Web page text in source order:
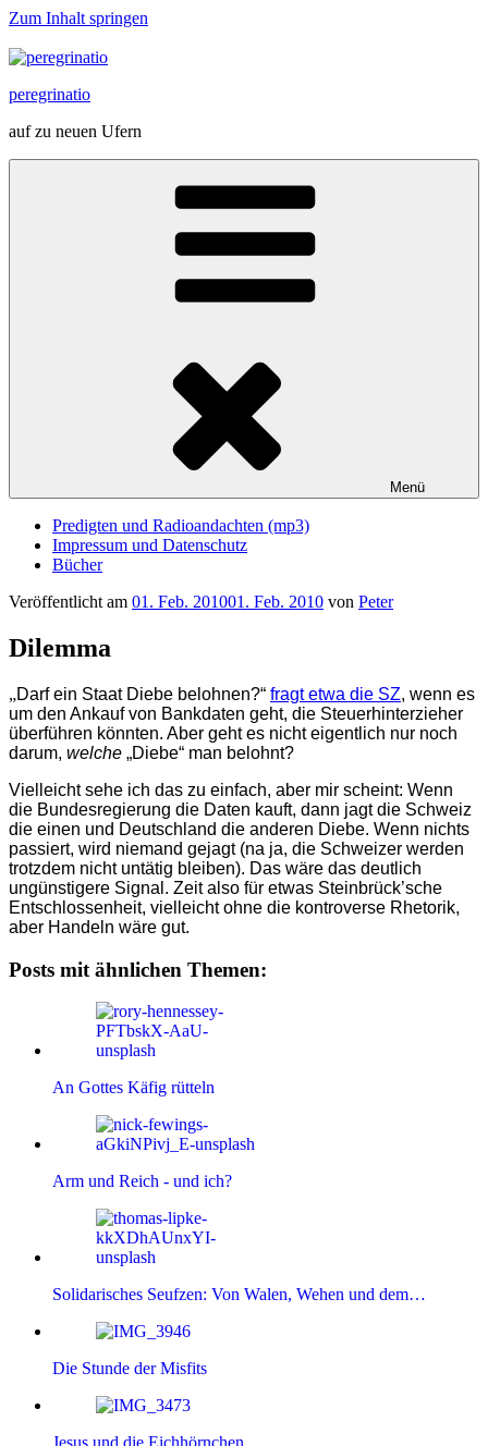
Zum Inhalt springen
peregrinatio
auf zu neuen Ufern
Menü
Predigten und Radioandachten (mp3)
Impressum und Datenschutz
Bücher
Veröffentlicht am 01. Feb. 201001. Feb. 2010 von Peter
Dilemma
„Darf ein Staat Diebe belohnen?“ fragt etwa die SZ, wenn es
um den Ankauf von Bankdaten geht, die Steuerhinterzieher
überführen könnten. Aber geht es nicht eigentlich nur noch
darum, welche „Diebe“ man belohnt?
Vielleicht sehe ich das zu einfach, aber mir scheint: Wenn
die Bundesregierung die Daten kauft, dann jagt die Schweiz
die einen und Deutschland die anderen Diebe. Wenn nichts
passiert, wird niemand gejagt (na ja, die Schweizer werden
trotzdem nicht untätig bleiben). Das wäre das deutlich
ungünstigere Signal. Zeit also für etwas Steinbrück’sche
Entschlossenheit, vielleicht ohne die kontroverse Rhetorik,
aber Handeln wäre gut.
Posts mit ähnlichen Themen:
An Gottes Käfig rütteln
Arm und Reich - und ich?
Solidarisches Seufzen: Von Walen, Wehen und dem…
Die Stunde der Misfits